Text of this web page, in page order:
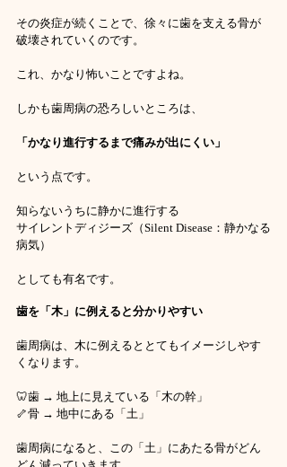
その炎症が続くことで、徐々に歯を支える骨が
破壊されていくのです。
これ、かなり怖いことですよね。
しかも歯周病の恐ろしいところは、
「かなり進行するまで痛みが出にくい」
という点です。
知らないうちに静かに進行する
サイレントディジーズ（Silent Disease：静かなる
病気）
としても有名です。
歯を「木」に例えると分かりやすい
歯周病は、木に例えるととてもイメージしやす
くなります。
🦷歯 → 地上に見えている「木の幹」
🦴骨 → 地中にある「土」
歯周病になると、この「土」にあたる骨がどん